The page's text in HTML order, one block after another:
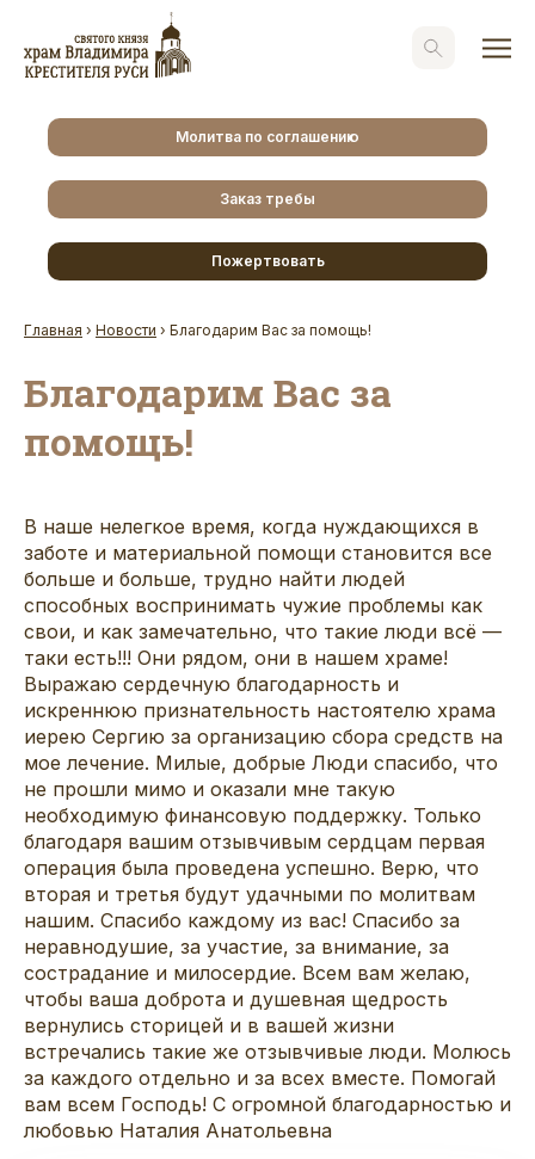
Молитва по соглашению
Заказ требы
Пожертвовать
Главная › Новости › Благодарим Вас за помощь!
Благодарим Вас за
помощь!
В наше нелегкое время, когда нуждающихся в
заботе и материальной помощи становится все
больше и больше, трудно найти людей
способных воспринимать чужие проблемы как
свои, и как замечательно, что такие люди всё —
таки есть!!! Они рядом, они в нашем храме!
Выражаю сердечную благодарность и
искреннюю признательность настоятелю храма
иерею Сергию за организацию сбора средств на
мое лечение. Милые, добрые Люди спасибо, что
не прошли мимо и оказали мне такую
необходимую финансовую поддержку. Только
благодаря вашим отзывчивым сердцам первая
операция была проведена успешно. Верю, что
вторая и третья будут удачными по молитвам
нашим. Спасибо каждому из вас! Спасибо за
неравнодушие, за участие, за внимание, за
сострадание и милосердие. Всем вам желаю,
чтобы ваша доброта и душевная щедрость
вернулись сторицей и в вашей жизни
встречались такие же отзывчивые люди. Молюсь
за каждого отдельно и за всех вместе. Помогай
вам всем Господь! С огромной благодарностью и
любовью Наталия Анатольевна